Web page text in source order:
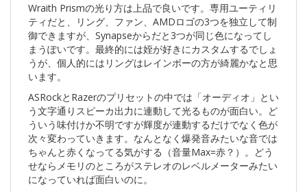
Wraith Prismの光り方は上品で良いです。専用ユーティリ
ティだと、リング、ファン、AMDロゴの3つを独立して制
御できますが、Synapseからだと3つが同じ色になってし
まうぽいです。最終的には姪が好きにカスタムするでしょ
うが、個人的にはリングはレインボーの方が綺麗かなと思
います。
ASRockとRazerのプリセットの中では「オーディオ」とい
う文字通りスピーカ出力に連動して光るものが面白い。ど
ういう味付けか不明ですが輝度が連動するだけでなく色が
次々変わっていきます。なんとなく爆発音みたいな音では
ちゃんと赤くなってる気がする（音量Max=赤？）。どう
せならメモリのところがステレオのレベルメーターみたい
になっていれば面白いのに。